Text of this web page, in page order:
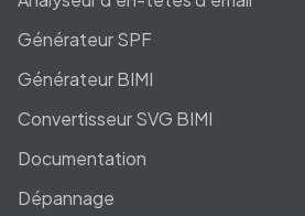
Générateur SPF
Générateur BIMI
Convertisseur SVG BIMI
Documentation
Dépannage